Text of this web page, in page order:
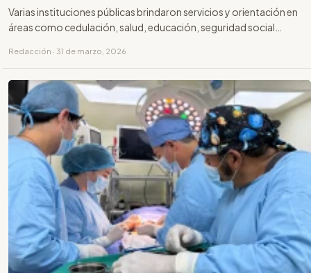
Varias instituciones públicas brindaron servicios y orientación en
áreas como cedulación, salud, educación, seguridad social…
Redacción · 31 de marzo, 2026